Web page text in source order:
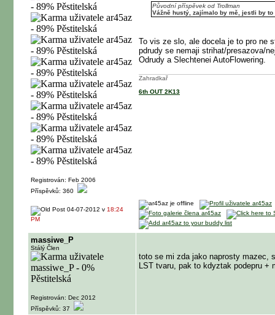
Registrován: Feb 2006
Příspěvků: 360
Původní příspěvek od Trollman
Vážně hustý, zajímalo by mě, jestli by
To vis ze slo, ale docela je to pro ne
pdrudy se nemaji strihat/presazova/
Odrudy a Slechtenei AutoFlowering.
Zahradkař
6th OUT 2K13
04-07-2012 v 18:24
PM
massiwe_P
Stálý Člen
Registrován: Dec 2012
Příspěvků: 37
toto se mi zda jako naprosty mazec,
LST tvaru, pak to kdyztak podepru